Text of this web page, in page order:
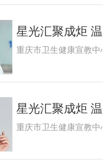
星光汇聚成炬
重庆市卫生健康宣教中
星光汇聚成炬
重庆市卫生健康宣教中